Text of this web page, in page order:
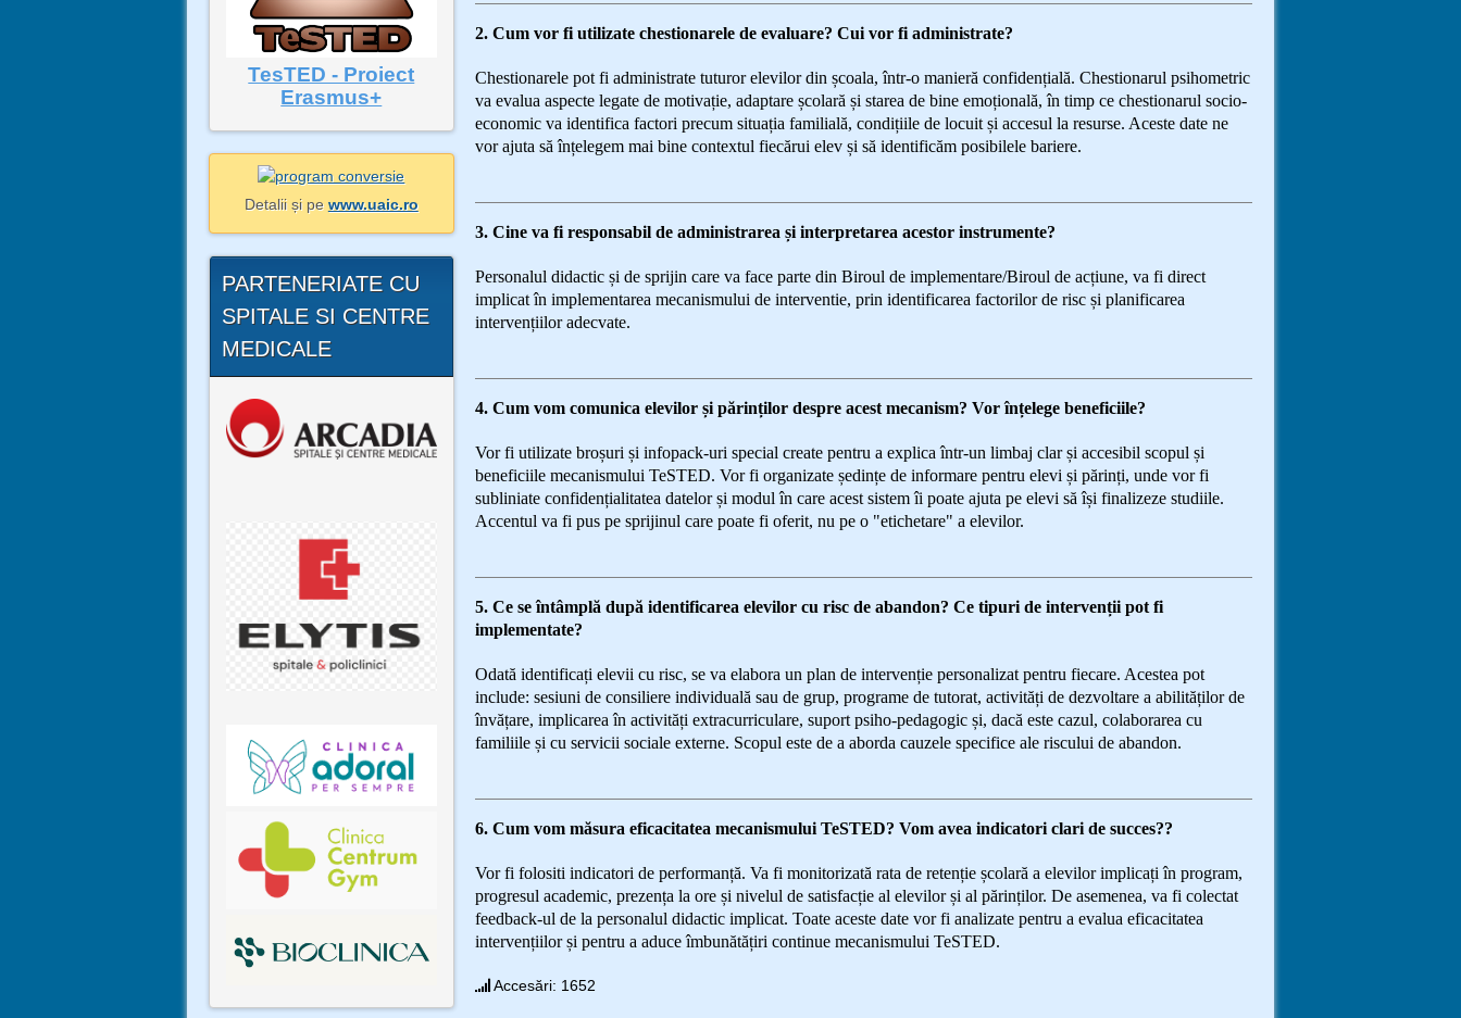
TesTED - Proiect
Erasmus+
Detalii și pe www.uaic.ro
PARTENERIATE CU
SPITALE SI CENTRE
MEDICALE
2. Cum vor fi utilizate chestionarele de evaluare? Cui vor fi administrate?
Chestionarele pot fi administrate tuturor elevilor din școala, într-o manieră confidențială. Chestionarul psihometric
va evalua aspecte legate de motivație, adaptare școlară și starea de bine emoțională, în timp ce chestionarul socio-
economic va identifica factori precum situația familială, condițiile de locuit și accesul la resurse. Aceste date ne
vor ajuta să înțelegem mai bine contextul fiecărui elev și să identificăm posibilele bariere.
3. Cine va fi responsabil de administrarea și interpretarea acestor instrumente?
Personalul didactic și de sprijin care va face parte din Biroul de implementare/Biroul de acțiune, va fi direct
implicat în implementarea mecanismului de interventie, prin identificarea factorilor de risc și planificarea
intervențiilor adecvate.
4. Cum vom comunica elevilor și părinților despre acest mecanism? Vor înțelege beneficiile?
Vor fi utilizate broșuri și infopack-uri special create pentru a explica într-un limbaj clar și accesibil scopul și
beneficiile mecanismului TeSTED. Vor fi organizate ședințe de informare pentru elevi și părinți, unde vor fi
subliniate confidențialitatea datelor și modul în care acest sistem îi poate ajuta pe elevi să își finalizeze studiile.
Accentul va fi pus pe sprijinul care poate fi oferit, nu pe o "etichetare" a elevilor.
5. Ce se întâmplă după identificarea elevilor cu risc de abandon? Ce tipuri de intervenții pot fi
implementate?
Odată identificați elevii cu risc, se va elabora un plan de intervenție personalizat pentru fiecare. Acestea pot
include: sesiuni de consiliere individuală sau de grup, programe de tutorat, activități de dezvoltare a abilităților de
învățare, implicarea în activități extracurriculare, suport psiho-pedagogic și, dacă este cazul, colaborarea cu
familiile și cu servicii sociale externe. Scopul este de a aborda cauzele specifice ale riscului de abandon.
6. Cum vom măsura eficacitatea mecanismului TeSTED? Vom avea indicatori clari de succes??
Vor fi folositi indicatori de performanță. Va fi monitorizată rata de retenție școlară a elevilor implicați în program,
progresul academic, prezența la ore și nivelul de satisfacție al elevilor și al părinților. De asemenea, va fi colectat
feedback-ul de la personalul didactic implicat. Toate aceste date vor fi analizate pentru a evalua eficacitatea
intervențiilor și pentru a aduce îmbunătățiri continue mecanismului TeSTED.
Accesări: 1652